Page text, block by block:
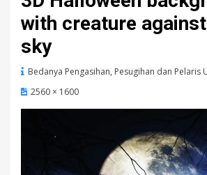
with creature
sky
Bedanya Pengasihan, Pesugihan dan Pelaris
2560 × 1600